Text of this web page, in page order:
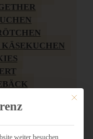
BAKERY
Mit
weiter besuchen